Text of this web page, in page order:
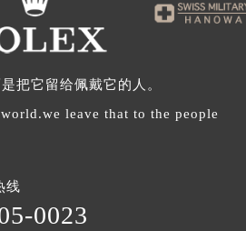
把它留给佩戴它的人。
leave that to the people
线
0023